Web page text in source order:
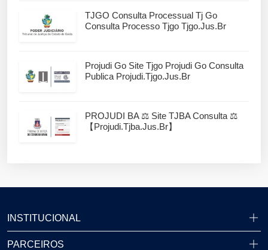
TJGO Consulta Processual Tj Go
Consulta Processo Tjgo Tjgo.jus.br
Projudi Go Site Tjgo Projudi Go Consulta
Publica Projudi.tjgo.jus.br
PROJUDI BA ⚖️ Site TJBA Consulta ⚖️
【projudi.tjba.jus.br】
INSTITUCIONAL
PARCEIROS